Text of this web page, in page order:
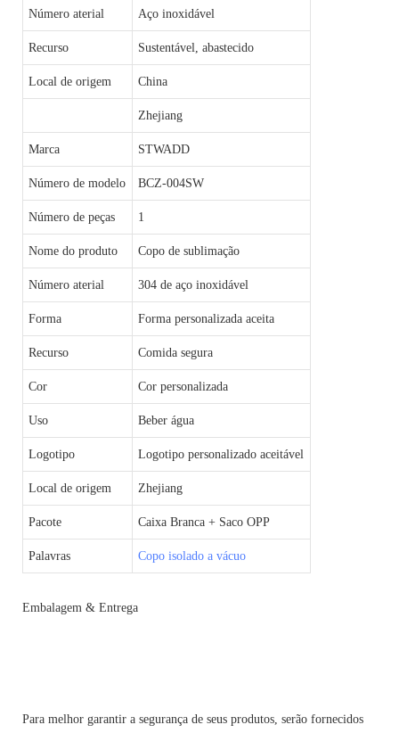
Número aterial Aço inoxidável
Recurso Sustentável, abastecido
Local de origem China
Zhejiang
Marca STWADD
Número de modelo BCZ-004SW
Número de peças 1
Nome do produto Copo de sublimação
Número aterial 304 de aço inoxidável
Forma Forma personalizada aceita
Recurso Comida segura
Cor Cor personalizada
Uso Beber água
Logotipo Logotipo personalizado aceitável
Local de origem Zhejiang
Pacote Caixa Branca + Saco OPP
Palavras Copo isolado a vácuo
Embalagem & Entrega
Para melhor garantir a segurança de seus produtos, serão fornecidos